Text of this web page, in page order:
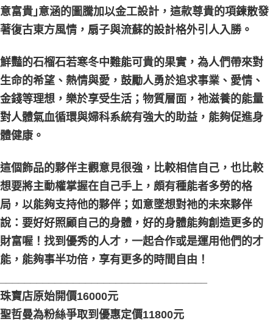
免運費
意富貴｣意涵的圖騰加以金工設計，這款尊貴的項鍊散發
著復古東方風情，扇子與流蘇的設計格外引人入勝。
鮮豔的石榴石若寒冬中難能可貴的果實，為人們帶來對
生命的希望、熱情與愛，鼓勵人勇於追求事業、愛情、
金錢等理想，樂於享受生活；物質層面，祂滋養的能量
對人體氣血循環與婦科系統有強大的助益，能夠促進身
體健康。
這個飾品的夥伴主觀意見很強，比較相信自己，也比較
想要將主動權掌握在自己手上，頗有種能者多勞的格
局，以能夠支持他的夥伴；如意墜想對祂的未來夥伴
說：要好好照顧自己的身體，好的身體能夠創造更多的
財富喔！找到優秀的人才，一起合作或是運用他們的才
能，能夠事半功倍，享有更多的時間自由！
珠寶店原始開價16000元
聖哲曼為粉絲爭取到優惠定價11800元